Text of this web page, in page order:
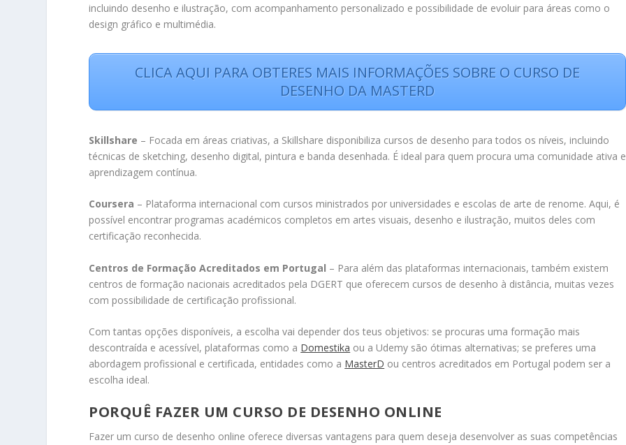
incluindo desenho e ilustração, com acompanhamento personalizado e possibilidade de evoluir para áreas como o
design gráfico e multimédia.
CLICA AQUI PARA OBTERES MAIS INFORMAÇÕES SOBRE O CURSO DE
DESENHO DA MASTERD
Skillshare – Focada em áreas criativas, a Skillshare disponibiliza cursos de desenho para todos os níveis, incluindo
técnicas de sketching, desenho digital, pintura e banda desenhada. É ideal para quem procura uma comunidade ativa e
aprendizagem contínua.
Coursera – Plataforma internacional com cursos ministrados por universidades e escolas de arte de renome. Aqui, é
possível encontrar programas académicos completos em artes visuais, desenho e ilustração, muitos deles com
certificação reconhecida.
Centros de Formação Acreditados em Portugal – Para além das plataformas internacionais, também existem
centros de formação nacionais acreditados pela DGERT que oferecem cursos de desenho à distância, muitas vezes
com possibilidade de certificação profissional.
Com tantas opções disponíveis, a escolha vai depender dos teus objetivos: se procuras uma formação mais
descontraída e acessível, plataformas como a Domestika ou a Udemy são ótimas alternativas; se preferes uma
abordagem profissional e certificada, entidades como a MasterD ou centros acreditados em Portugal podem ser a
escolha ideal.
PORQUÊ FAZER UM CURSO DE DESENHO ONLINE
Fazer um curso de desenho online oferece diversas vantagens para quem deseja desenvolver as suas competências